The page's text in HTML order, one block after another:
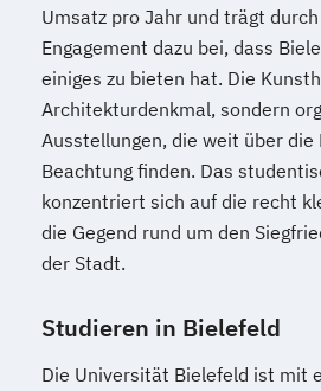
Umsatz pro Jahr und trägt
Engagement dazu bei, dass
einiges zu bieten hat. Die
Architekturdenkmal, sondern
Ausstellungen, die weit über die
Beachtung finden. Das
konzentriert sich auf die recht
die Gegend rund um den
der Stadt.
Studieren in Bielefeld
Die Universität Bielefeld ist mit